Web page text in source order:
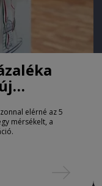
elérné az 5
mérsékelt, a